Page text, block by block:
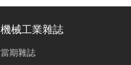
黃郁文
機械工業雜誌
當期雜誌